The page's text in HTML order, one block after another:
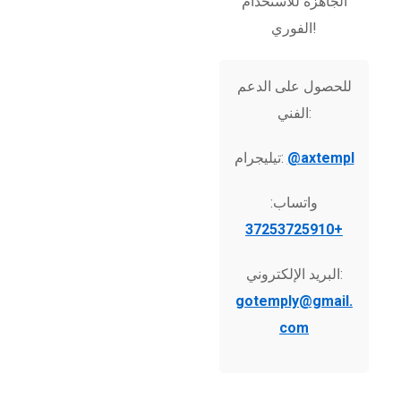
الفوري!
للحصول على الدعم
الفني:
تيليجرام: @axtempl
واتساب:
+37253725910
البريد الإلكتروني:
gotemply@gmail.
com